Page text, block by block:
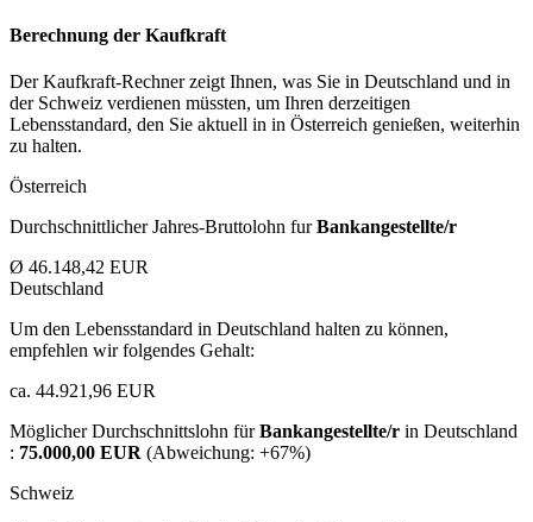
Berechnung der Kaufkraft
Der Kaufkraft-Rechner zeigt Ihnen, was Sie in Deutschland und in
der Schweiz verdienen müssten, um Ihren derzeitigen
Lebensstandard, den Sie aktuell in in Österreich genießen, weiterhin
zu halten.
Österreich
Durchschnittlicher Jahres-Bruttolohn furBankangestellte/r
Ø 46.148,42 EUR
Deutschland
Um den Lebensstandard in Deutschland halten zu können,
empfehlen wir folgendes Gehalt:
ca. 44.921,96 EUR
Möglicher Durchschnittslohn fürBankangestellte/r in Deutschland
: 75.000,00 EUR (Abweichung: +67%)
Schweiz